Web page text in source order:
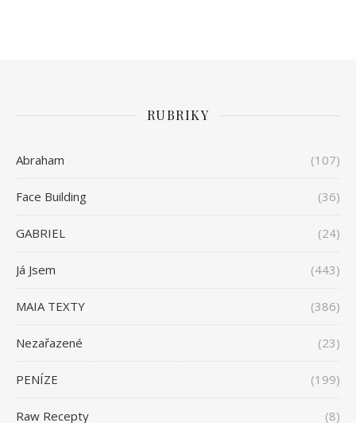
RUBRIKY
Abraham (107)
Face Building (36)
GABRIEL (24)
Já Jsem (443)
MAIA TEXTY (386)
Nezařazené (23)
PENÍZE (199)
Raw Recepty (8)